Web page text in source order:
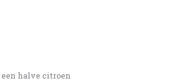
halve citroen